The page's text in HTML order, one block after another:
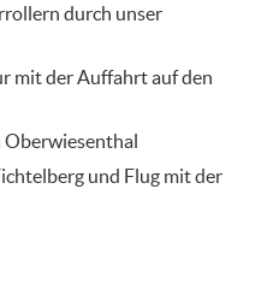
durch unser
mit der Auffahrt auf den
Oberwiesenthal
und Flug mit der